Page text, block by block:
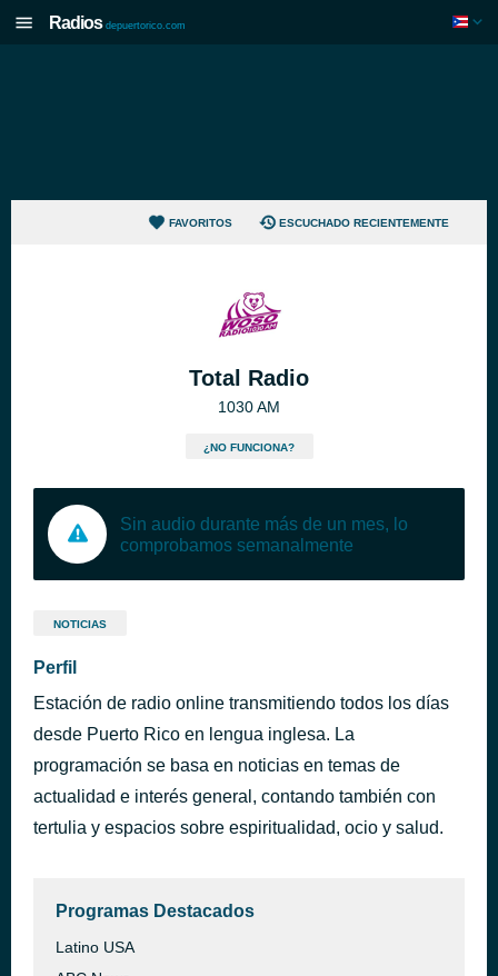
Radios depuertorico.com
FAVORITOS ESCUCHADO RECIENTEMENTE
Total Radio
1030 AM
¿NO FUNCIONA?
Sin audio durante más de un mes, lo
comprobamos semanalmente
NOTICIAS
Perfil
Estación de radio online transmitiendo todos los días
desde Puerto Rico en lengua inglesa. La
programación se basa en noticias en temas de
actualidad e interés general, contando también con
tertulia y espacios sobre espiritualidad, ocio y salud.
Programas Destacados
Latino USA